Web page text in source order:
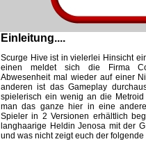
Einleitung....
Scurge Hive ist in vielerlei Hinsicht
einen meldet sich die Firma
Abwesenheit mal wieder auf einer
anderen ist das Gameplay
spielerisch ein wenig an die
man das ganze hier in eine
Spieler in 2 Versionen erhältlich
langhaarige Heldin Jenosa mit der
und was nicht zeigt euch der folgende